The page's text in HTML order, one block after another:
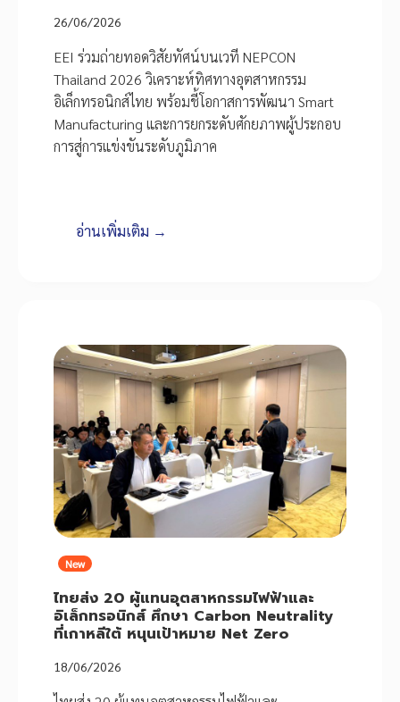
26/06/2026
EEI ร่วมถ่ายทอดวิสัยทัศน์บนเวที NEPCON
Thailand 2026 วิเคราะห์ทิศทางอุตสาหกรรม
อิเล็กทรอนิกส์ไทย พร้อมชี้โอกาสการพัฒนา Smart
Manufacturing และการยกระดับศักยภาพผู้ประกอบ
การสู่การแข่งขันระดับภูมิภาค
อ่านเพิ่มเติม →
New
ไทยส่ง 20 ผู้แทนอุตสาหกรรมไฟฟ้าและ
อิเล็กทรอนิกส์ ศึกษา Carbon Neutrality
ที่เกาหลีใต้ หนุนเป้าหมาย Net Zero
18/06/2026